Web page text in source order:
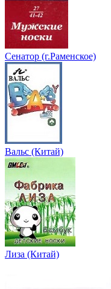
Сенатор (г.Раменское)
Вальс (Китай)
Лиза (Китай)